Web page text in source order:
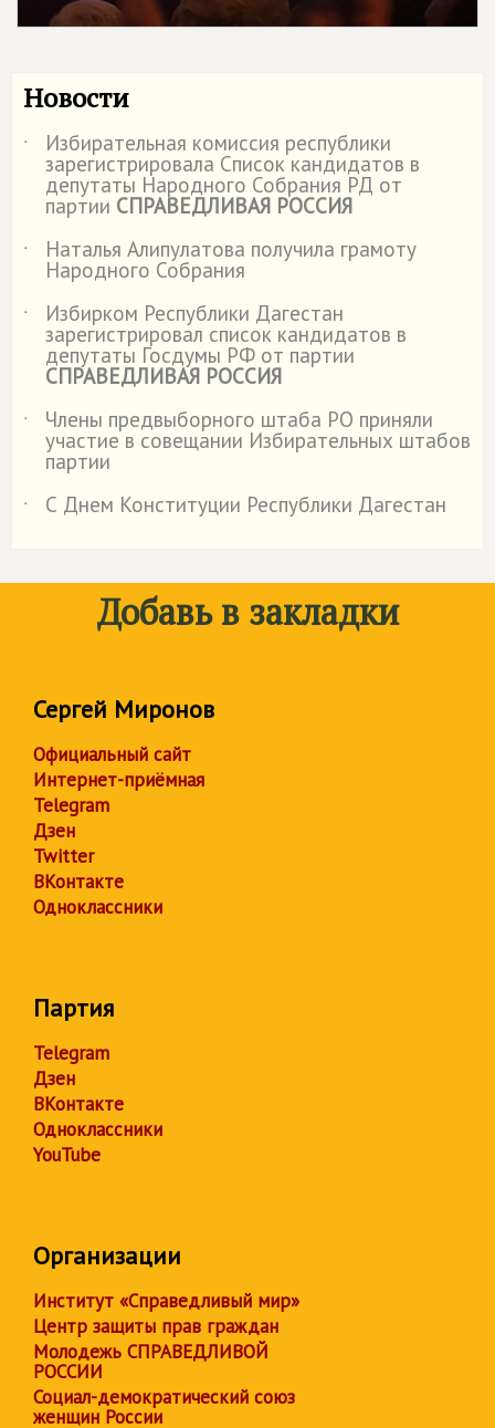
Новости
˙ Избирательная комиссия республики
зарегистрировала Список кандидатов в
депутаты Народного Собрания РД от
партии СПРАВЕДЛИВАЯ РОССИЯ
˙
Наталья Алипулатова получила грамоту
Народного Собрания
˙
Избирком Республики Дагестан
зарегистрировал список кандидатов в
депутаты Госдумы РФ от партии
СПРАВЕДЛИВАЯ РОССИЯ
˙
Члены предвыборного штаба РО приняли
участие в совещании Избирательных штабов
партии
˙
С Днем Конституции Республики Дагестан
Добавь в закладки
Сергей Миронов
Официальный сайт
Интернет-приёмная
Telegram
Дзен
Twitter
ВКонтакте
Одноклассники
Партия
Telegram
Дзен
ВКонтакте
Одноклассники
YouTube
Организации
Институт «Справедливый мир»
Центр защиты прав граждан
Молодежь СПРАВЕДЛИВОЙ
РОССИИ
Социал-демократический союз
женщин России